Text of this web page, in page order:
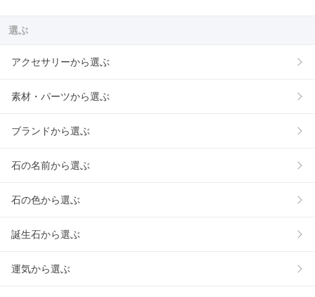
選ぶ
アクセサリーから選ぶ
素材・パーツから選ぶ
ブランドから選ぶ
石の名前から選ぶ
石の色から選ぶ
誕生石から選ぶ
運気から選ぶ